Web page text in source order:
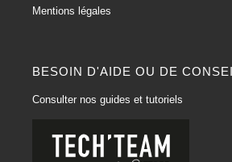
BESOIN D'AIDE OU DE
Consulter nos guides et tutoriels
Mentions légales